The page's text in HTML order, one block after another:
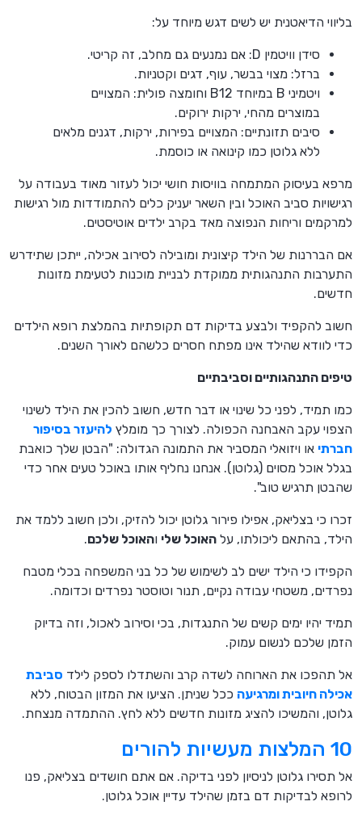
בליווי הדיאטנית יש לשים דגש מיוחד על:
סידן וויטמין D: אם נמנעים גם מחלב, זה קריטי.
ברזל: מצוי בבשר, עוף, דגים וקטניות.
ויטמיני B במיוחד B12 וחומצה פולית: המצויים
במוצרים מהחי, ירקות ירוקים.
סיבים תזונתיים: המצויים בפירות, ירקות, דגנים מלאים
ללא גלוטן כמו קינואה או כוסמת.
מרפא בעיסוק המתמחה בוויסות חושי יכול לעזור מאוד בעבודה על
רגישויות סביב האוכל ובין השאר יעניק כלים להתמודדות מול רגישות
למרקמים וריחות הנפוצה מאד בקרב ילדים אוטיסטים.
אם הבררנות של הילד קיצונית ומובילה לסירוב אכילה, ייתכן שתידרש
התערבות התנהגותית ממוקדת לבניית מוכנות לטעימת מזונות
חדשים.
חשוב להקפיד ולבצע בדיקות דם תקופתיות בהמלצת רופא הילדים
כדי לוודא שהילד אינו מפתח חסרים כלשהם לאורך השנים.
טיפים התנהגותיים וסביבתיים
כמו תמיד, לפני כל שינוי או דבר חדש, חשוב להכין את הילד לשינוי
הצפוי עקב האבחנה הכפולה. לצורך כך מומלץ להיעזר בסיפור
חברתי או ויזואלי המסביר את התמונה הגדולה: "הבטן שלך כואבת
בגלל אוכל מסוים (גלוטן). אנחנו נחליף אותו באוכל טעים אחר כדי
שהבטן תרגיש טוב".
זכרו כי בצליאק, אפילו פירור גלוטן יכול להזיק, ולכן חשוב ללמד את
הילד, בהתאם ליכולתו, על האוכל שלי והאוכל שלכם.
הקפידו כי הילד ישים לב לשימוש של כל בני המשפחה בכלי מטבח
נפרדים, משטחי עבודה נקיים, תנור וטוסטר נפרדים וכדומה.
תמיד יהיו ימים קשים של התנגדות, בכי וסירוב לאכול, וזה בדיוק
הזמן שלכם לנשום עמוק.
אל תהפכו את הארוחה לשדה קרב והשתדלו לספק לילד סביבת
אכילה חיובית ומרגיעה ככל שניתן. הציעו את המזון הבטוח, ללא
גלוטן, והמשיכו להציג מזונות חדשים ללא לחץ. ההתמדה מנצחת.
10 המלצות מעשיות להורים
אל תסירו גלוטן לניסיון לפני בדיקה. אם אתם חושדים בצליאק, פנו
לרופא לבדיקות דם בזמן שהילד עדיין אוכל גלוטן.